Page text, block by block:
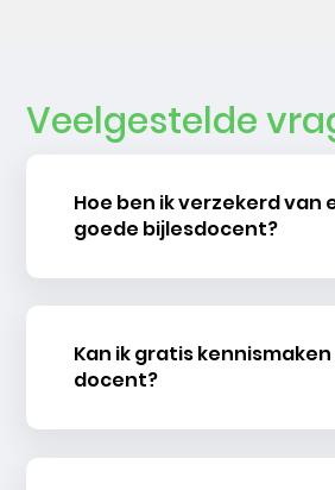
Veelgestelde
Hoe ben ik verzekerd van
goede bijlesdocent?
Kan ik gratis
docent?